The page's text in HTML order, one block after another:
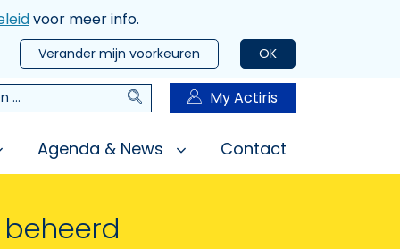
voor meer info.
OK
Verander mijn voorkeuren
Zoeken My Actiris
Agenda & News Contact